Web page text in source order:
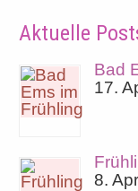
Aktuelle
Bad
17.
8.